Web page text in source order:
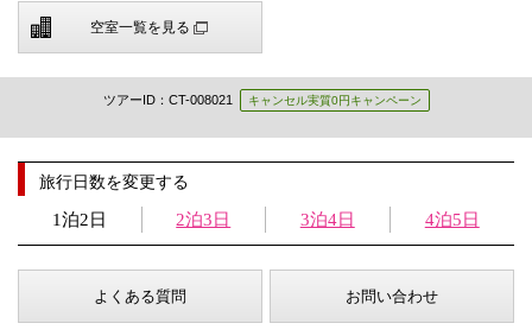
空室一覧を見る
ツアーID：CT-008021 キャンセル実質0円キャンペーン
旅行日数を変更する
1泊2日 2泊3日 3泊4日 4泊5日
よくある質問 お問い合わせ